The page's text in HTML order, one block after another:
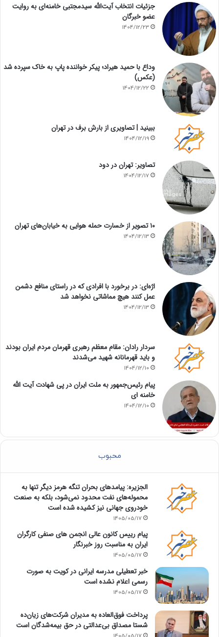
جزئیات انتخاب آیت‌الله سیدمجتبی خامنه‌ای به روایت
عضو خبرگان
1404/12/23
وداع با حمید هیراد؛ پیکر خواننده پاپ به خاک سپرده شد
(عکس)
1404/12/22
ببینید | تصاویری از بارش برف در تهران
1404/12/19
تصاویر: تهران در دود
1404/12/17
۱۰ تصویر از خسارت حمله هوایی به خیابان‌های تهران
1404/12/13
اژه‌ای: در برخورد با افرادی که در راستای منافع دشمن
عمل کنند هیچ مماشاتی نخواهد شد
1404/12/13
سردار رادان: مقام معظم رهبری قهرمان مردم ایران بودند
و باید قهرمانانه شهید می‌شدند
1404/12/10
پیام رئیس‌جمهور به ملت ایران در پی شهادت آیت الله
خامنه ای
1404/12/10
محبوب
الجزیره: پیامدهای بحران تنگه هرمز دیگر تنها به
محموله‌های نفت محدود نمی‌شود، بلکه به صنعت
خودروی جهانی نیز کشیده شده است
1405/05/17
پیام رییس کانون عالی انجمن های صنفی کارگران
ایران به مناسبت روز خبرنگار
1405/05/17
خبر تعطیلی مدرسه ایرانی در کویت به صورت
رسمی اعلام نشده است
1405/05/17
پرداخت فوق‌العاده به مدیران شرکت‌های زیان‌ده
شستا مصداق بی‌عدالتی در حق بیمه‌شدگان است